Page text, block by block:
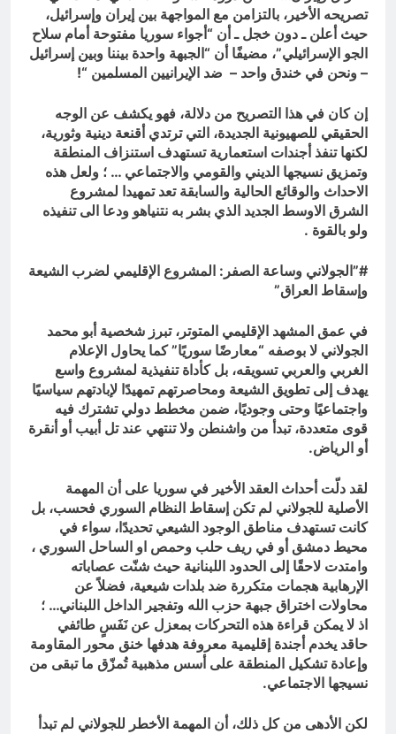
تصريحه الأخير، بالتزامن مع المواجهة بين إيران وإسرائيل،
حيث أعلن ـ دون خجل ـ أن “أجواء سوريا مفتوحة أمام سلاح
الجو الإسرائيلي”، مضيفًا أن “الجبهة واحدة بيننا وبين إسرائيل
– ونحن في خندق واحد – ضد الإيرانيين المسلمين “!
إن كان في هذا التصريح من دلالة، فهو يكشف عن الوجه
الحقيقي للصهيونية الجديدة، التي ترتدي أقنعة دينية وثورية،
لكنها تنفذ أجندات استعمارية تستهدف استنزاف المنطقة
وتمزيق نسيجها الديني والقومي والاجتماعي … ؛ ولعل هذه
الاحداث والوقائع الحالية والسابقة تعد تمهيدا لمشروع
الشرق الاوسط الجديد الذي بشر به نتنياهو ودعا الى تنفيذه
ولو بالقوة .
#”الجولاني وساعة الصفر: المشروع الإقليمي لضرب الشيعة
وإسقاط العراق”
في عمق المشهد الإقليمي المتوتر، تبرز شخصية أبو محمد
الجولاني لا بوصفه “معارضًا سوريًا” كما يحاول الإعلام
الغربي والعربي تسويقه، بل كأداة تنفيذية لمشروع واسع
يهدف إلى تطويق الشيعة ومحاصرتهم تمهيدًا لإبادتهم سياسيًا
واجتماعيًا وحتى وجوديًا، ضمن مخطط دولي تشترك فيه
قوى متعددة، تبدأ من واشنطن ولا تنتهي عند تل أبيب أو أنقرة
أو الرياض.
لقد دلّت أحداث العقد الأخير في سوريا على أن المهمة
الأصلية للجولاني لم تكن إسقاط النظام السوري فحسب، بل
كانت تستهدف مناطق الوجود الشيعي تحديدًا، سواء في
محيط دمشق أو في ريف حلب وحمص او الساحل السوري ،
وامتدت لاحقًا إلى الحدود اللبنانية حيث شنّت عصاباته
الإرهابية هجمات متكررة ضد بلدات شيعية، فضلاً عن
محاولات اختراق جبهة حزب الله وتفجير الداخل اللبناني… ؛
اذ لا يمكن قراءة هذه التحركات بمعزل عن نَفَسٍ طائفي
حاقد يخدم أجندة إقليمية معروفة هدفها خنق محور المقاومة
وإعادة تشكيل المنطقة على أسس مذهبية تُمزّق ما تبقى من
نسيجها الاجتماعي.
لكن الأدهى من كل ذلك، أن المهمة الأخطر للجولاني لم تبدأ